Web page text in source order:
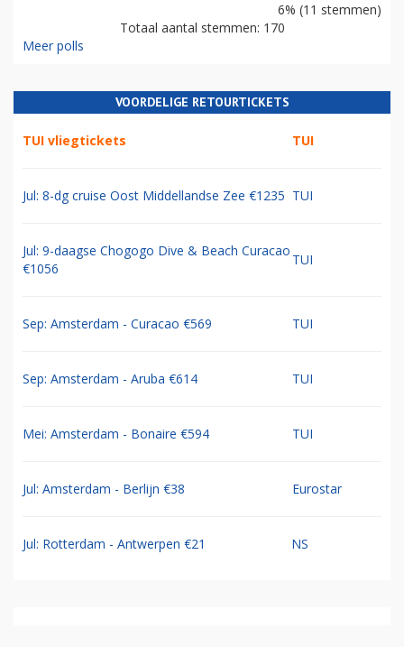
6% (11 stemmen)
Totaal aantal stemmen: 170
Meer polls
VOORDELIGE RETOURTICKETS
TUI vliegtickets TUI
Jul: 8-dg cruise Oost Middellandse Zee €1235 TUI
Jul: 9-daagse Chogogo Dive & Beach Curacao
€1056
TUI
Sep: Amsterdam - Curacao €569 TUI
Sep: Amsterdam - Aruba €614 TUI
Mei: Amsterdam - Bonaire €594 TUI
Jul: Amsterdam - Berlijn €38 Eurostar
Jul: Rotterdam - Antwerpen €21 NS